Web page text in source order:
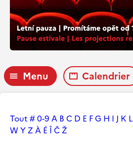
Menu Calendrier
Tout # 0-9 A B C D E FG H I J K L
W YZ À É ÎČŽ